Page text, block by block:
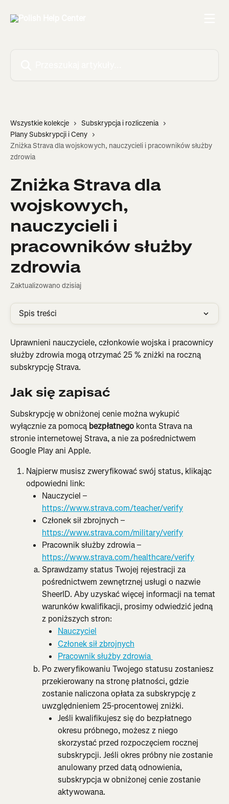
Wszystkie kolekcje
Subskrypcja i rozliczenia
Plany Subskrypcji i Ceny
Zniżka Strava dla wojskowych, nauczycieli i pracowników służby
zdrowia
Zniżka Strava dla
wojskowych,
nauczycieli i
pracowników służby
zdrowia
Zaktualizowano dzisiaj
Spis treści
Uprawnieni nauczyciele, członkowie wojska i pracownicy
służby zdrowia mogą otrzymać 25 % zniżki na roczną
subskrypcję Strava.
Jak się zapisać
Subskrypcję w obniżonej cenie można wykupić
wyłącznie za pomocą bezpłatnego konta Strava na
stronie internetowej Strava, a nie za pośrednictwem
Google Play ani Apple.
Najpierw musisz zweryfikować swój status, klikając
odpowiedni link:
Nauczyciel –
https://www.strava.com/teacher/verify
Członek sił zbrojnych –
https://www.strava.com/military/verify
Pracownik służby zdrowia –
https://www.strava.com/healthcare/verify
Sprawdzamy status Twojej rejestracji za
pośrednictwem zewnętrznej usługi o nazwie
SheerID. Aby uzyskać więcej informacji na temat
warunków kwalifikacji, prosimy odwiedzić jedną
z poniższych stron:
Nauczyciel
Członek sił zbrojnych
Pracownik służby zdrowia
Po zweryfikowaniu Twojego statusu zostaniesz
przekierowany na stronę płatności, gdzie
zostanie naliczona opłata za subskrypcję z
uwzględnieniem 25-procentowej zniżki.
Jeśli kwalifikujesz się do bezpłatnego
okresu próbnego, możesz z niego
skorzystać przed rozpoczęciem rocznej
subskrypcji. Jeśli okres próbny nie zostanie
anulowany przed datą odnowienia,
subskrypcja w obniżonej cenie zostanie
aktywowana.